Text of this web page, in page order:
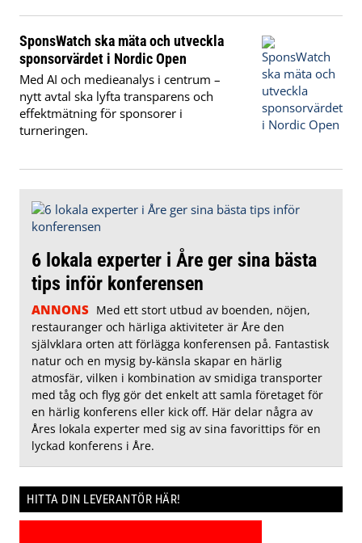
SponsWatch ska mäta och utveckla
sponsorvärdet i Nordic Open
Med AI och medieanalys i centrum –
nytt avtal ska lyfta transparens och
effektmätning för sponsorer i
turneringen.
6 lokala experter i Åre ger sina bästa
tips inför konferensen
ANNONS Med ett stort utbud av boenden, nöjen,
restauranger och härliga aktiviteter är Åre den
självklara orten att förlägga konferensen på. Fantastisk
natur och en mysig by-känsla skapar en härlig
atmosfär, vilken i kombination av smidiga transporter
med tåg och flyg gör det enkelt att samla företaget för
en härlig konferens eller kick off. Här delar några av
Åres lokala experter med sig av sina favorittips för en
lyckad konferens i Åre.
HITTA DIN LEVERANTÖR HÄR!